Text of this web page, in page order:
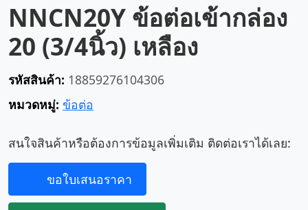
NNCN20Y ข้อต่อเข้ากล่อง
20 (3/4นิ้ว) เหลือง
รหัสสินค้า: 18859276104306
หมวดหมู่: ข้อต่อ
สนใจสินค้าหรือต้องการข้อมูลเพิ่มเติม ติดต่อเราได้เลย:
ขอใบเสนอราคา